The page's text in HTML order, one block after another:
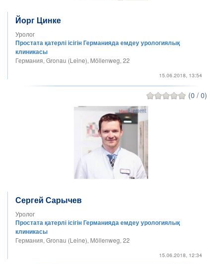
Йорг Цинке
Уролог
Простата қатерлі ісігін Германияда емдеу урологиялық
клиникасы
Германия, Gronau (Leine), Möllenweg, 22
15.06.2018, 13:54
(0 / 0)
Сергей Сарычев
Уролог
Простата қатерлі ісігін Германияда емдеу урологиялық
клиникасы
Германия, Gronau (Leine), Möllenweg, 22
15.06.2018, 12:34